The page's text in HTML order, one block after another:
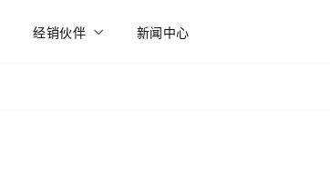
经销伙伴 新闻中心